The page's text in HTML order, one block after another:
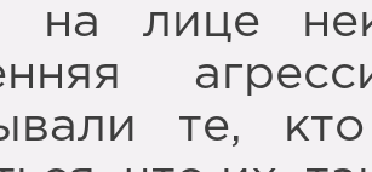
на лице
те,